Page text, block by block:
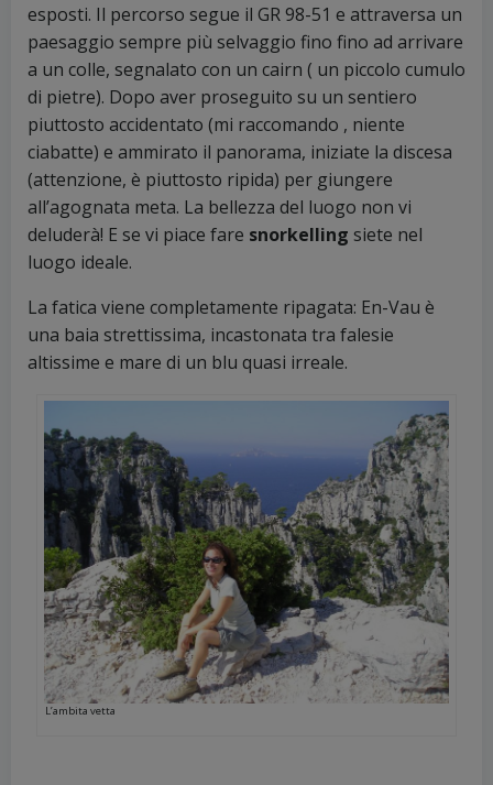
esposti. Il percorso segue il GR 98-51 e attraversa un
paesaggio sempre più selvaggio fino fino ad arrivare
a un colle, segnalato con un cairn ( un piccolo cumulo
di pietre). Dopo aver proseguito su un sentiero
piuttosto accidentato (mi raccomando , niente
ciabatte) e ammirato il panorama, iniziate la discesa
(attenzione, è piuttosto ripida) per giungere
all’agognata meta. La bellezza del luogo non vi
deluderà! E se vi piace fare snorkelling siete nel
luogo ideale.
La fatica viene completamente ripagata: En-Vau è
una baia strettissima, incastonata tra falesie
altissime e mare di un blu quasi irreale.
L’ambita vetta